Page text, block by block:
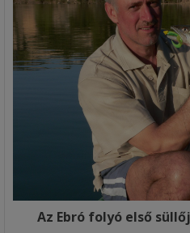
Az Ebró folyó első